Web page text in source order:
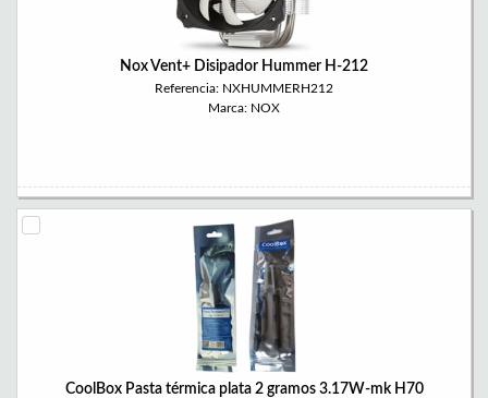
Nox Vent+ Disipador Hummer H-212
Referencia: NXHUMMERH212
Marca: NOX
CoolBox Pasta térmica plata 2 gramos 3.17W-mk H70